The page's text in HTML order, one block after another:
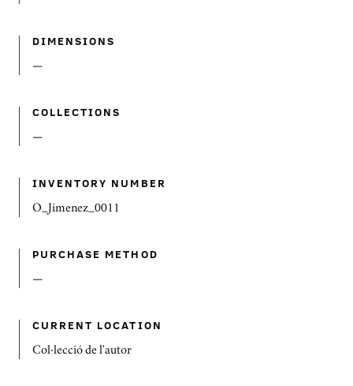
DIMENSIONS
—
COLLECTIONS
—
INVENTORY NUMBER
O_Jimenez_0011
PURCHASE METHOD
—
CURRENT LOCATION
Col·lecció de l'autor